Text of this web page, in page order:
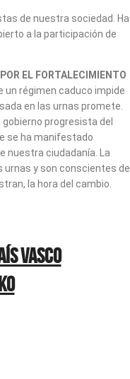
de nuestra sociedad. Ha
a la participación de
EL FORTALECIMIENTO
un régimen caduco impide
en las urnas promete.
progresista del
se ha manifestado
nuestra ciudadanía. La
urnas y son conscientes de
la hora del cambio.
Vasco